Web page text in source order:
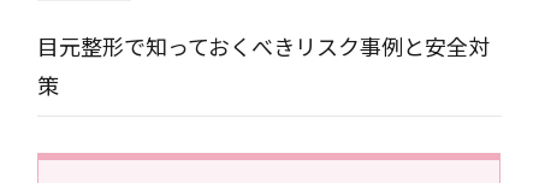
目元整形で知っておくべきリスク事例と安全対
策